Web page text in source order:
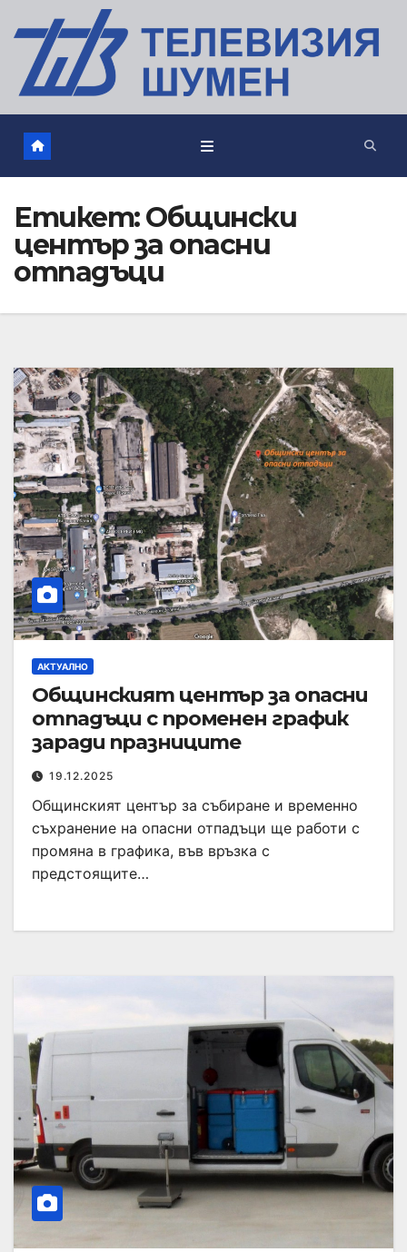
Етикет:Общински
център за опасни
отпадъци
АКТУАЛНО
Общинският център за опасни
отпадъци с променен график
заради празниците
19.12.2025
Общинският център за събиране и временно
съхранение на опасни отпадъци ще работи с
промяна в графика, във връзка с
предстоящите…